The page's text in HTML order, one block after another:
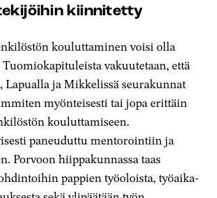
kiinnitetty
kouluttaminen voisi olla
vakuutetaan, että
Lapualla ja Mikkelissä seurakunnat
myönteisesti tai jopa erittäin
kouluttamiseen.
paneuduttu mentorointiin ja
Porvoon hiippakunnassa taas
pappien työoloista, työaika-